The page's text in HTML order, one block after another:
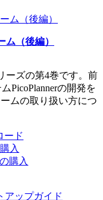
（後編）
ーズの第4巻です。前
PicoPlannerの開発を
ムの取り扱い方につ
ード
入
購入